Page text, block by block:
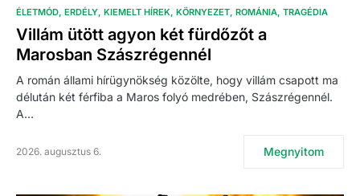
ÉLETMÓD ERDÉLY KIEMELT HÍREK KÖRNYEZET ROMÁNIA TRAGÉDIA
Villám ütött agyon két fürdőzőt a
Marosban Szászrégennél
A román állami hírügynökség közölte, hogy villám csapott ma
délután két férfiba a Maros folyó medrében, Szászrégennél.
A…
2026. augusztus 6. Megnyitom